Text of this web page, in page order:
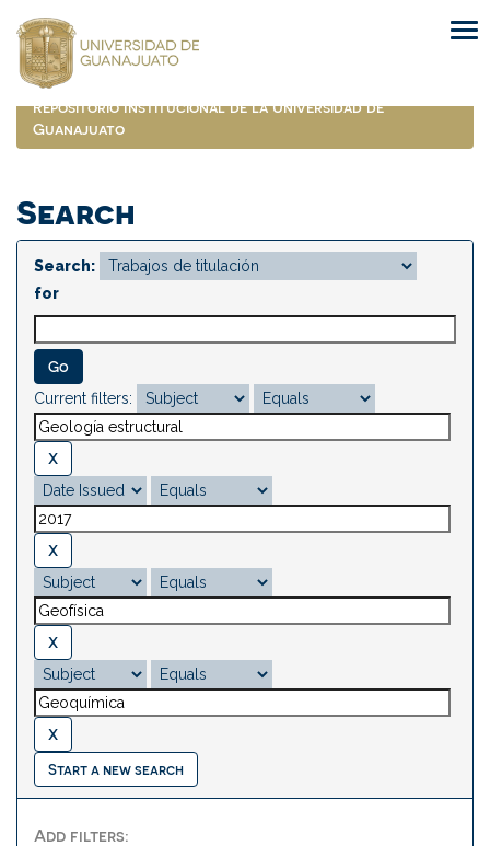
navigation
Repositorio Institucional de la Universidad de
Guanajuato
Search
Search:
for
Current filters:
Start a new search
Add filters: